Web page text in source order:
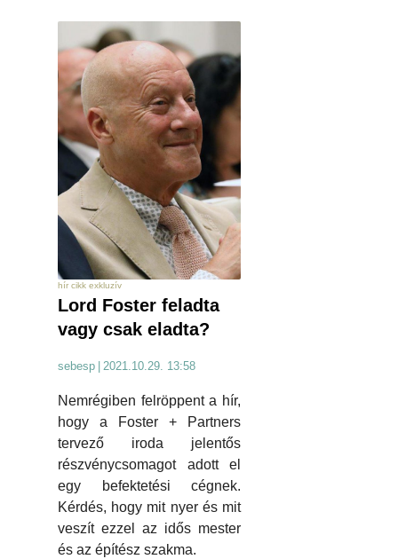
hír cikk exkluzív
Lord Foster feladta
vagy csak eladta?
sebesp 2021.10.29. 13:58
Nemrégiben felröppent a hír,
hogy a Foster + Partners
tervező iroda jelentős
részvénycsomagot adott el
egy befektetési cégnek.
Kérdés, hogy mit nyer és mit
veszít ezzel az idős mester
és az építész szakma.